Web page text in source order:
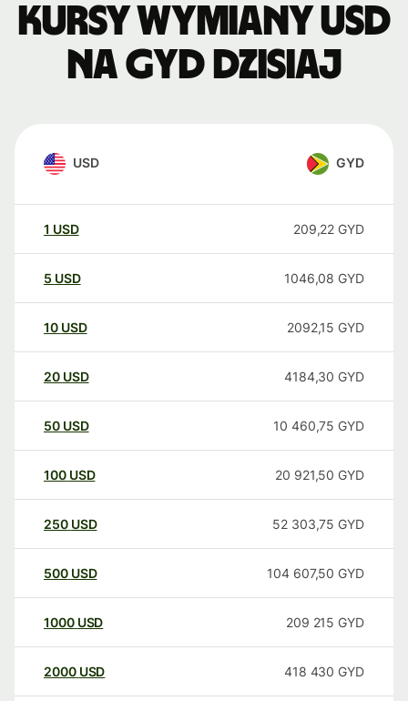
Kursy wymiany USD
na GYD dzisiaj
USD GYD
1 USD 209,22 GYD
5 USD 1046,08 GYD
10 USD 2092,15 GYD
20 USD 4184,30 GYD
50 USD 10 460,75 GYD
100 USD 20 921,50 GYD
250 USD 52 303,75 GYD
500 USD 104 607,50 GYD
1000 USD 209 215 GYD
2000 USD 418 430 GYD